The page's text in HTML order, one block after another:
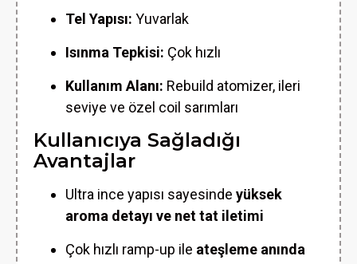
Tel Yapısı: Yuvarlak
Isınma Tepkisi: Çok hızlı
Kullanım Alanı: Rebuild atomizer, ileri
seviye ve özel coil sarımları
Kullanıcıya Sağladığı
Avantajlar
Ultra ince yapısı sayesinde yüksek
aroma detayı ve net tat iletimi
Çok hızlı ramp-up ile ateşleme anında